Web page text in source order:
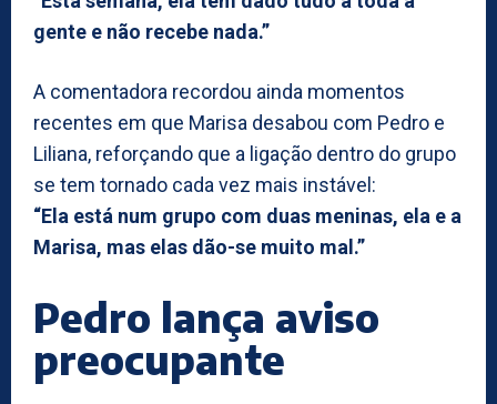
gente e não recebe nada.”
A comentadora recordou ainda momentos
recentes em que Marisa desabou com Pedro e
Liliana, reforçando que a ligação dentro do grupo
se tem tornado cada vez mais instável:
“Ela está num grupo com duas meninas, ela e a
Marisa, mas elas dão-se muito mal.”
Pedro lança aviso
preocupante